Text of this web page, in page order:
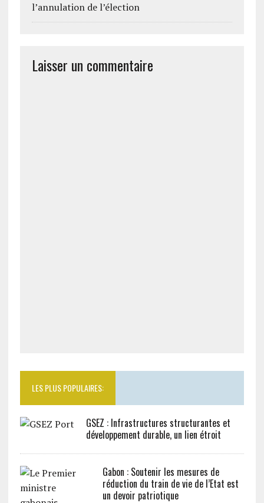
l’annulation de l’élection
Laisser un commentaire
LES PLUS POPULAIRES:
GSEZ : Infrastructures structurantes et
développement durable, un lien étroit
Gabon : Soutenir les mesures de
réduction du train de vie de l’Etat est
un devoir patriotique